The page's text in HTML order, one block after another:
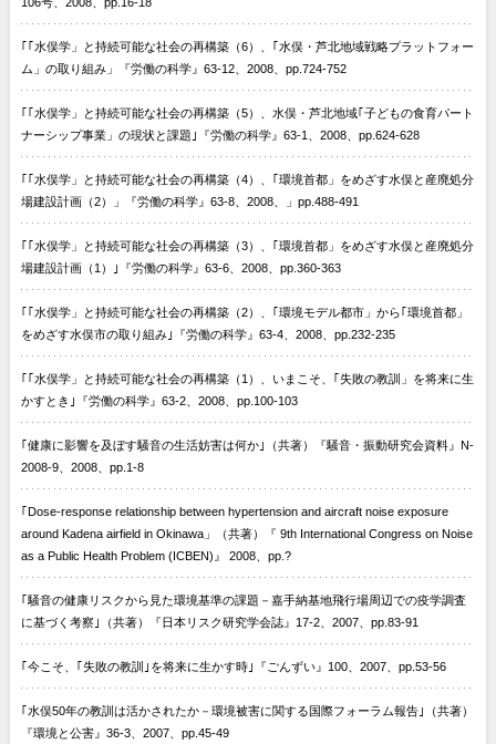
｢｢水俣学」と持続可能な社会の再構築（6）、｢水俣・芦北地域戦略プラットフォー
ム」の取り組み」『労働の科学』63-12、2008、pp.724-752
｢｢水俣学」と持続可能な社会の再構築（5）、水俣・芦北地域｢子どもの食育パート
ナーシップ事業」の現状と課題｣『労働の科学』63-1、2008、pp.624-628
｢｢水俣学」と持続可能な社会の再構築（4）、｢環境首都」をめざす水俣と産廃処分
場建設計画（2）」『労働の科学』63-8、2008、」pp.488-491
｢｢水俣学」と持続可能な社会の再構築（3）、｢環境首都」をめざす水俣と産廃処分
場建設計画（1）｣『労働の科学』63-6、2008、pp.360-363
｢｢水俣学」と持続可能な社会の再構築（2）、｢環境モデル都市」から｢環境首都」
をめざす水俣市の取り組み｣『労働の科学』63-4、2008、pp.232-235
｢｢水俣学」と持続可能な社会の再構築（1）、いまこそ、｢失敗の教訓」を将来に生
かすとき｣『労働の科学』63-2、2008、pp.100-103
｢健康に影響を及ぼす騒音の生活妨害は何か｣（共著）『騒音・振動研究会資料』N-
2008-9、2008、pp.1-8
｢Dose-response relationship between hypertension and aircraft noise exposure
around Kadena airfield in Okinawa」（共著）『 9th International Congress on Noise
as a Public Health Problem (ICBEN)』 2008、pp.?
｢騒音の健康リスクから見た環境基準の課題－嘉手納基地飛行場周辺での疫学調査
に基づく考察｣（共著）『日本リスク研究学会誌』17-2、2007、pp.83-91
｢今こそ、｢失敗の教訓｣を将来に生かす時｣『ごんずい』100、2007、pp.53-56
｢水俣50年の教訓は活かされたか－環境被害に関する国際フォーラム報告｣（共著）
『環境と公害』36-3、2007、pp.45-49